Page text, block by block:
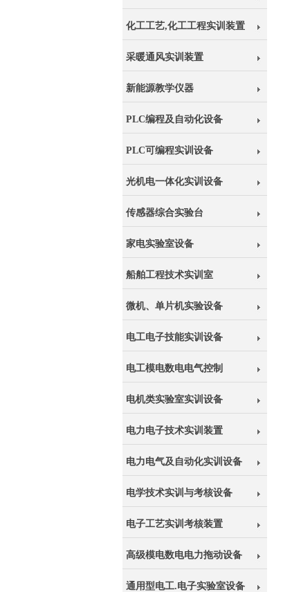
化工工艺,化工工程实训装置
采暖通风实训装置
新能源教学仪器
PLC编程及自动化设备
PLC可编程实训设备
光机电一体化实训设备
传感器综合实验台
家电实验室设备
船舶工程技术实训室
微机、单片机实验设备
电工电子技能实训设备
电工模电数电电气控制
电机类实验室实训设备
电力电子技术实训装置
电力电气及自动化实训设备
电学技术实训与考核设备
电子工艺实训考核装置
高级模电数电电力拖动设备
通用型电工.电子实验室设备